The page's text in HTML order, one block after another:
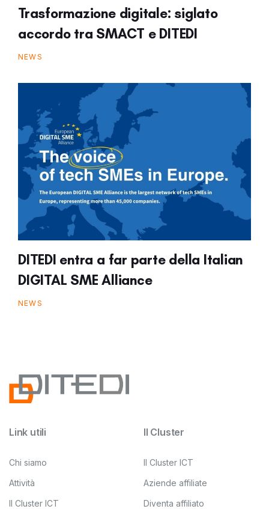
Trasformazione digitale: siglato
accordo tra SMACT e DITEDI
NEWS
DITEDI entra a far parte della Italian
DIGITAL SME Alliance
NEWS
Link utili
Chi siamo
Attività
Il Cluster ICT
Il Cluster
Il Cluster ICT
Aziende affiliate
Diventa affiliato